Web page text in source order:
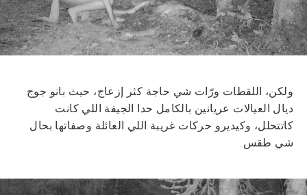
ولكن، اللقطات ورّات شي حاجة كثر إزعاج، حيث بانو جوج
ديال العيالات عريانين بالكامل حدا الجيفة اللي كانت
كاتتحلل، وكيديرو حركات غريبة اللي العائلة وصفاتها بحال
شي طقس.